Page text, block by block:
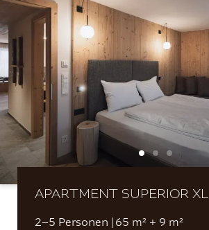
APARTMENT SUPERIOR XL
2–5 Personen | 65 m² + 9 m²